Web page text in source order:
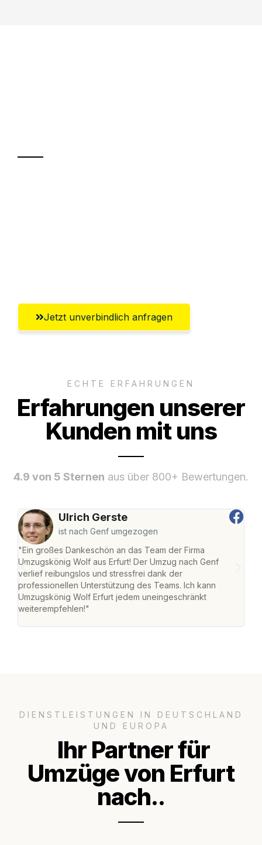
Jetzt unverbindlich anfragen
ECHTE ERFAHRUNGEN
Erfahrungen unserer
Kunden mit uns
4.9 von 5 Sternen aus über 800+ Bewertungen.
Ulrich Gerste
ist nach Genf umgezogen
"Ein großes Dankeschön an das Team der Firma
Umzugskönig Wolf aus Erfurt! Der Umzug nach Genf
verlief reibungslos und stressfrei dank der
professionellen Unterstützung des Teams. Ich kann
Umzugskönig Wolf Erfurt jedem uneingeschränkt
weiterempfehlen!"
DIENSTLEISTUNGEN IN DEUTSCHLAND
UND EUROPA
Ihr Partner für
Umzüge von Erfurt
nach..